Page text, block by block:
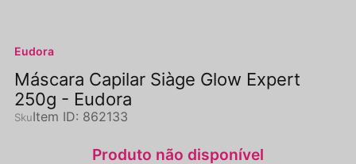
Eudora
Máscara Capilar Siàge Glow Expert
250g - Eudora
Item ID: 862133